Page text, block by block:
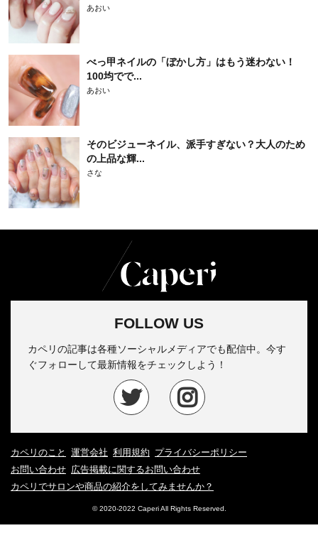
あおい
べっ甲ネイルの「ぼかし方」はもう迷わない！
100均でで...
あおい
そのビジューネイル、派手すぎない？大人のため
の上品な輝...
さな
FOLLOW US
カペリの記事は各種ソーシャルメディアでも配信中。今す
ぐフォローして最新情報をチェックしよう！
カペリのこと 運営会社 利用規約 プライバシーポリシー
お問い合わせ 広告掲載に関するお問い合わせ
カペリでサロンや商品の紹介をしてみませんか？
© 2020-2022 Caperi All Rights Reserved.